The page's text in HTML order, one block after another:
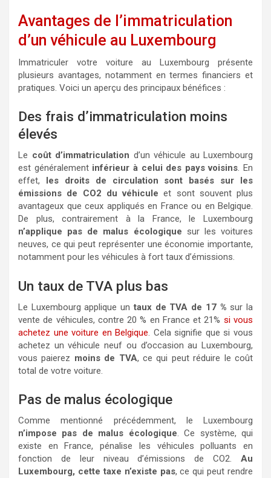
Avantages de l’immatriculation
d’un véhicule au Luxembourg
Immatriculer votre voiture au Luxembourg présente
plusieurs avantages, notamment en termes financiers et
pratiques. Voici un aperçu des principaux bénéfices :
Des frais d’immatriculation moins
élevés
Le coût d’immatriculation d’un véhicule au Luxembourg
est généralement inférieur à celui des pays voisins. En
effet, les droits de circulation sont basés sur les
émissions de CO2 du véhicule et sont souvent plus
avantageux que ceux appliqués en France ou en Belgique.
De plus, contrairement à la France, le Luxembourg
n’applique pas de malus écologique sur les voitures
neuves, ce qui peut représenter une économie importante,
notamment pour les véhicules à fort taux d’émissions.
Un taux de TVA plus bas
Le Luxembourg applique untaux de TVA de 17 % sur la
vente de véhicules, contre 20 % en France et 21% si vous
achetez une voiture en Belgique. Cela signifie que si vous
achetez un véhicule neuf ou d’occasion au Luxembourg,
vous paierez moins de TVA, ce qui peut réduire le coût
total de votre voiture.
Pas de malus écologique
Comme mentionné précédemment, le Luxembourg
n’impose pas de malus écologique. Ce système, qui
existe en France, pénalise les véhicules polluants en
fonction de leur niveau d’émissions de CO2. Au
Luxembourg, cette taxe n’existe pas, ce qui peut rendre